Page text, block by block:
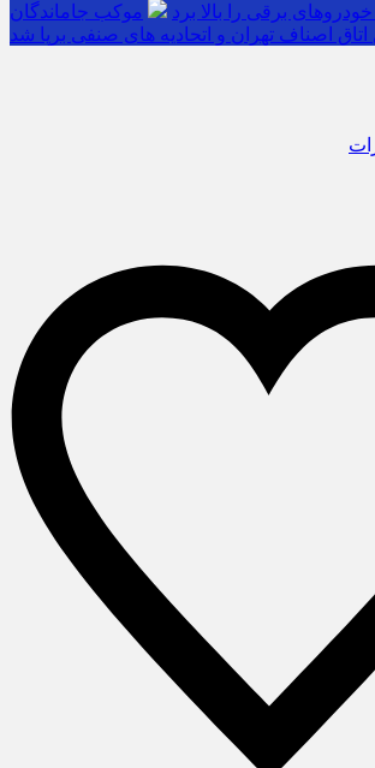
برقی را بالا برد
موکب جاماندگان
اتاق اصناف تهران و اتحادیه های صنفی برپا شد